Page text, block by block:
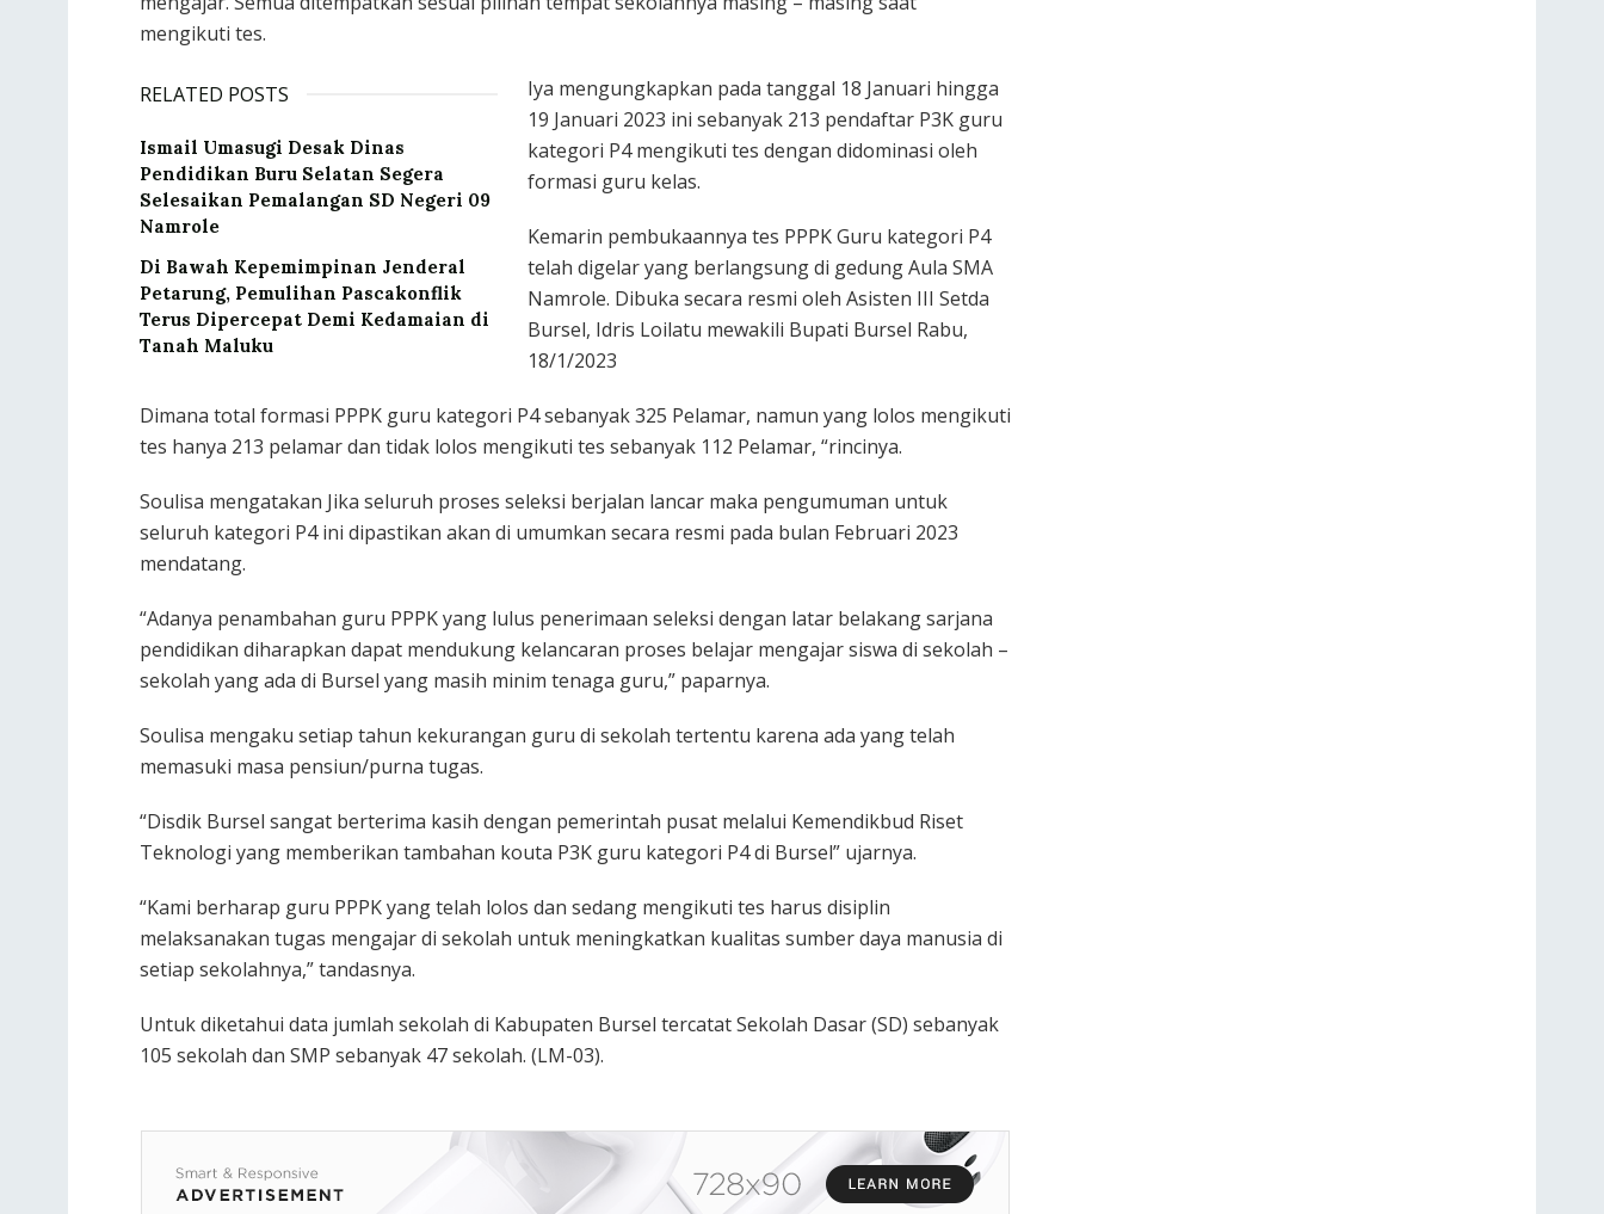
mengikuti tes.
RELATED POSTS
Ismail Umasugi Desak Dinas
Pendidikan Buru Selatan Segera
Selesaikan Pemalangan SD Negeri 09
Namrole
Di Bawah Kepemimpinan Jenderal
Petarung, Pemulihan Pascakonflik
Terus Dipercepat Demi Kedamaian di
Tanah Maluku
Iya mengungkapkan pada tanggal 18 Januari hingga
19 Januari 2023 ini sebanyak 213 pendaftar P3K guru
kategori P4 mengikuti tes dengan didominasi oleh
formasi guru kelas.
Kemarin pembukaannya tes PPPK Guru kategori P4
telah digelar yang berlangsung di gedung Aula SMA
Namrole. Dibuka secara resmi oleh Asisten III Setda
Bursel, Idris Loilatu mewakili Bupati Bursel Rabu,
18/1/2023
Dimana total formasi PPPK guru kategori P4 sebanyak 325 Pelamar, namun yang lolos mengikuti
tes hanya 213 pelamar dan tidak lolos mengikuti tes sebanyak 112 Pelamar, “rincinya.
Soulisa mengatakan Jika seluruh proses seleksi berjalan lancar maka pengumuman untuk
seluruh kategori P4 ini dipastikan akan di umumkan secara resmi pada bulan Februari 2023
mendatang.
“Adanya penambahan guru PPPK yang lulus penerimaan seleksi dengan latar belakang sarjana
pendidikan diharapkan dapat mendukung kelancaran proses belajar mengajar siswa di sekolah –
sekolah yang ada di Bursel yang masih minim tenaga guru,” paparnya.
Soulisa mengaku setiap tahun kekurangan guru di sekolah tertentu karena ada yang telah
memasuki masa pensiun/purna tugas.
“Disdik Bursel sangat berterima kasih dengan pemerintah pusat melalui Kemendikbud Riset
Teknologi yang memberikan tambahan kouta P3K guru kategori P4 di Bursel” ujarnya.
“Kami berharap guru PPPK yang telah lolos dan sedang mengikuti tes harus disiplin
melaksanakan tugas mengajar di sekolah untuk meningkatkan kualitas sumber daya manusia di
setiap sekolahnya,” tandasnya.
Untuk diketahui data jumlah sekolah di Kabupaten Bursel tercatat Sekolah Dasar (SD) sebanyak
105 sekolah dan SMP sebanyak 47 sekolah. (LM-03).